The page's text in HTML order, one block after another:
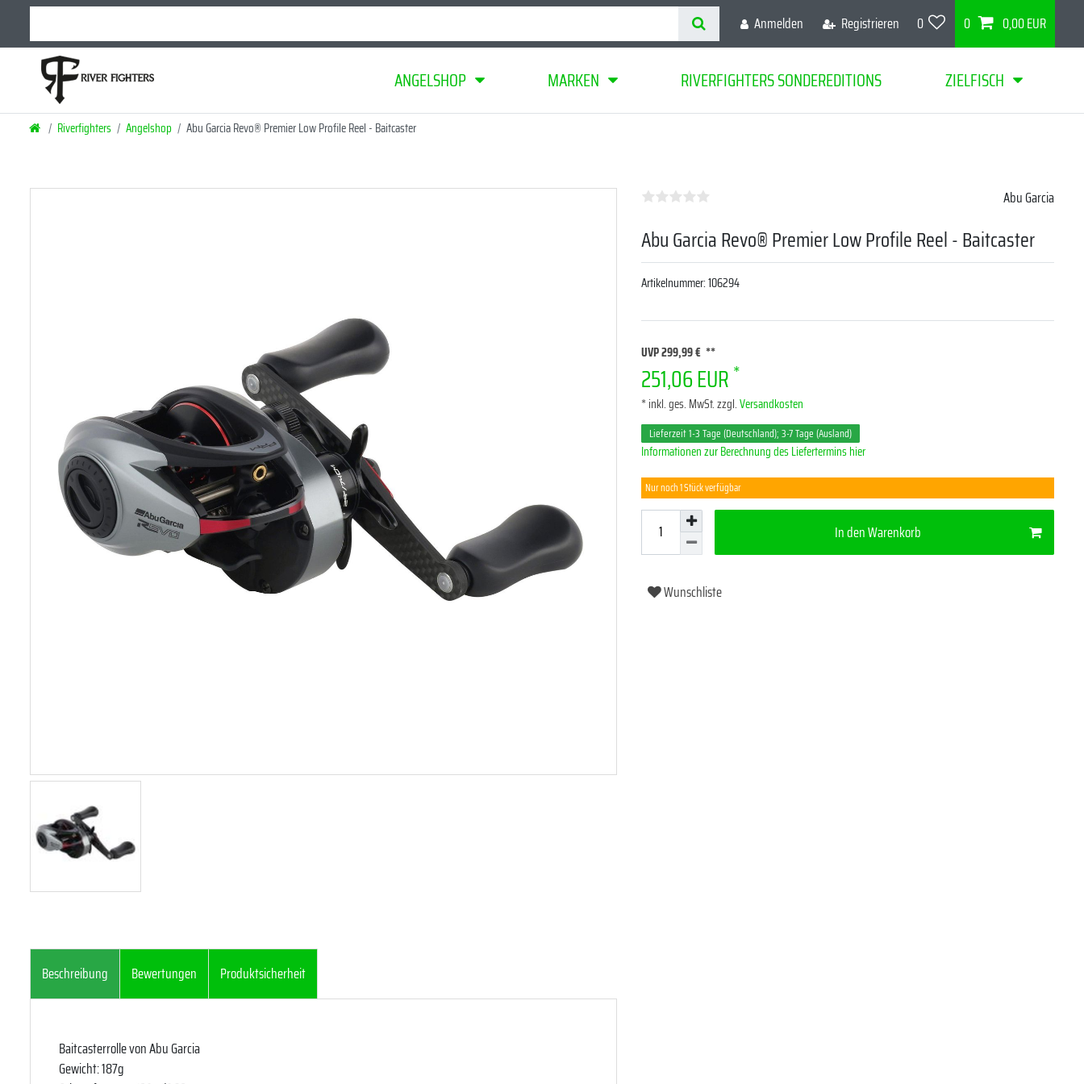
Anmelden Registrieren 0 0 0,00 EUR
ANGELSHOP MARKEN RIVERFIGHTERS SONDEREDITIONS ZIELFISCH
Riverfighters Angelshop Abu Garcia Revo® Premier Low Profile Reel - Baitcaster
Abu Garcia
Abu Garcia Revo® Premier Low Profile Reel - Baitcaster
Artikelnummer:106294
UVP 299,99 €
251,06 EUR *
* inkl. ges. MwSt. zzgl.Versandkosten
Lieferzeit 1-3 Tage (Deutschland); 3-7 Tage (Ausland)
Informationen zur Berechnung des Liefertermins hier
Nur noch 1 Stück verfügbar
In den Warenkorb
Wunschliste
Beschreibung Bewertungen Produktsicherheit
Baitcasterrolle von Abu Garcia
Gewicht: 187g